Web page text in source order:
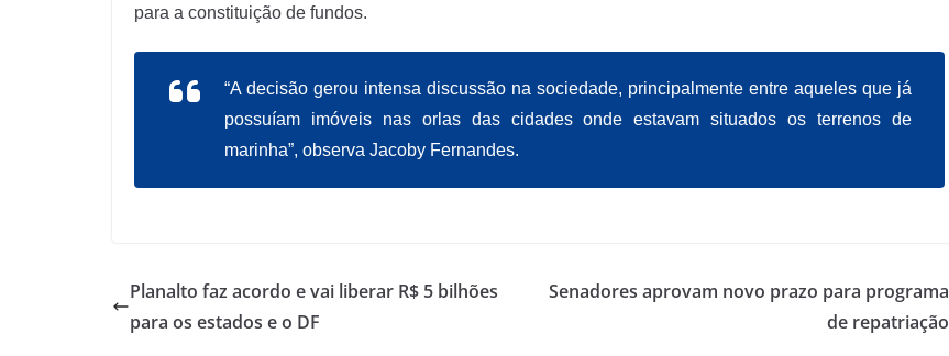
para a constituição de fundos.
“A decisão gerou intensa discussão na sociedade, principalmente entre aqueles que já
possuíam imóveis nas orlas das cidades onde estavam situados os terrenos de
marinha”, observa Jacoby Fernandes.
Planalto faz acordo e vai liberar R$ 5 bilhões
para os estados e o DF
Senadores aprovam novo prazo para programa
de repatriação